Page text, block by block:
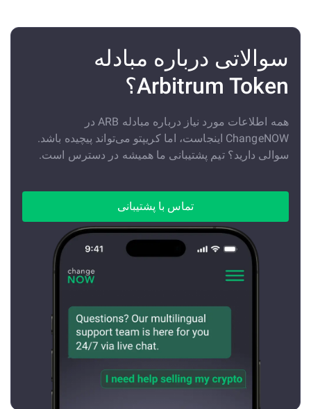
سوالاتی درباره مبادله
Arbitrum Token؟
همه اطلاعات مورد نیاز درباره مبادله ARB در
ChangeNOW اینجاست، اما کریپتو می‌تواند پیچیده باشد.
سوالی دارید؟ تیم پشتیبانی ما همیشه در دسترس است.
تماس با پشتیبانی